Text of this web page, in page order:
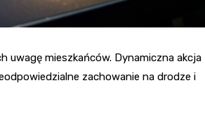
uwagę mieszkańców. Dynamiczna akcja
zachowanie na drodze i